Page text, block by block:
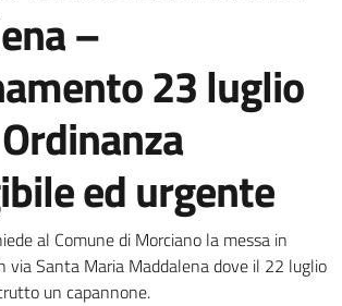
–
23 luglio
ed urgente
notizia
al Comune di Morciano la messa in
via Santa Maria Maddalena dove il 22 luglio
un capannone.